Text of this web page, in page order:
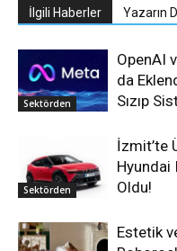
İlgili Haberler Yazarın
Sektörden
OpenAI
da
Sızıp
Sektörden
İzmit’te
Hyundai
Oldu!
Estetik